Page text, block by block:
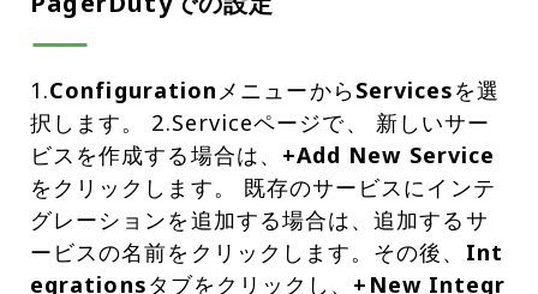
1.ConfigurationメニューからServicesを選
択します。 2.Serviceページで、 新しいサー
ビスを作成する場合は、 +Add New Service
をクリックします。 既存のサービスにインテ
グレーションを追加する場合は、追加するサ
ービスの名前をクリックします。その後、 Int
egrationsタブをクリックし、 +New Integr